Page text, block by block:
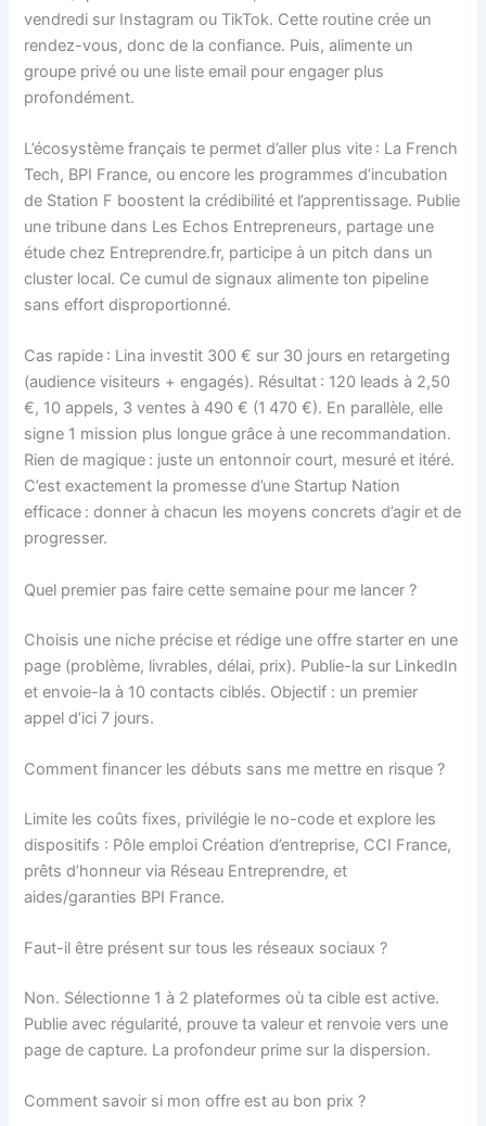
vendredi sur Instagram ou TikTok. Cette routine crée un
rendez-vous, donc de la confiance. Puis, alimente un
groupe privé ou une liste email pour engager plus
profondément.
L’écosystème français te permet d’aller plus vite : La French
Tech, BPI France, ou encore les programmes d’incubation
de Station F boostent la crédibilité et l’apprentissage. Publie
une tribune dans Les Echos Entrepreneurs, partage une
étude chez Entreprendre.fr, participe à un pitch dans un
cluster local. Ce cumul de signaux alimente ton pipeline
sans effort disproportionné.
Cas rapide : Lina investit 300 € sur 30 jours en retargeting
(audience visiteurs + engagés). Résultat : 120 leads à 2,50
€, 10 appels, 3 ventes à 490 € (1 470 €). En parallèle, elle
signe 1 mission plus longue grâce à une recommandation.
Rien de magique : juste un entonnoir court, mesuré et itéré.
C’est exactement la promesse d’une Startup Nation
efficace : donner à chacun les moyens concrets d’agir et de
progresser.
Quel premier pas faire cette semaine pour me lancer ?
Choisis une niche précise et rédige une offre starter en une
page (problème, livrables, délai, prix). Publie-la sur LinkedIn
et envoie-la à 10 contacts ciblés. Objectif : un premier
appel d’ici 7 jours.
Comment financer les débuts sans me mettre en risque ?
Limite les coûts fixes, privilégie le no-code et explore les
dispositifs : Pôle emploi Création d’entreprise, CCI France,
prêts d’honneur via Réseau Entreprendre, et
aides/garanties BPI France.
Faut-il être présent sur tous les réseaux sociaux ?
Non. Sélectionne 1 à 2 plateformes où ta cible est active.
Publie avec régularité, prouve ta valeur et renvoie vers une
page de capture. La profondeur prime sur la dispersion.
Comment savoir si mon offre est au bon prix ?